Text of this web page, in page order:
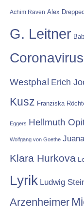
Achim Raven Alex Dreppec
G. Leitner
Coronavirus
Westphal Erich
Kusz Franziska
Eggers Hellmuth
Wolfgang von Goethe
Klara Hurkova
Lyrik Ludwig
Arzenheimer